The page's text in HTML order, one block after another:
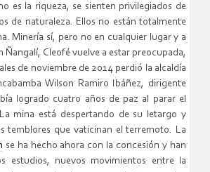
es la riqueza, se sienten privilegiados de
de naturaleza. Ellos no están totalmente
Minería sí, pero no en cualquier lugar y a
Ñangalí, Cleofé vuelve a estar preocupada,
de noviembre de 2014 perdió la alcaldía
Wilson Ramiro Ibáñez, dirigente
logrado cuatro años de paz al parar el
mina está despertando de su letargo y
temblores que vaticinan el terremoto. La
se ha hecho ahora con la concesión y han
estudios, nuevos movimientos entre la